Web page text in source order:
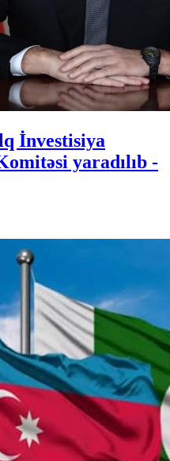
İnvestisiya
yaradılıb -